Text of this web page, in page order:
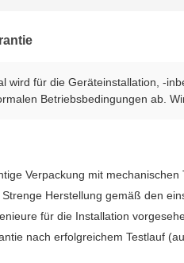
wird für die Geräteinstallation, -
Betriebsbedingungen ab.
Verpackung mit
Strenge Herstellung gemäß den
für die Installation
nach erfolgreichem Testlauf